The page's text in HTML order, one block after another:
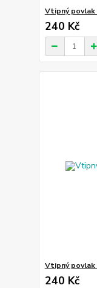
Vtipný
240 Kč
Vtipný
240 Kč